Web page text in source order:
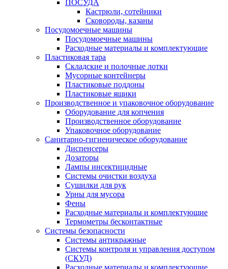
ПОСУДА
Кастрюли, сотейники
Сковороды, казаны
Посудомоечные машины
Посудомоечные машины
Расходные материалы и комплектующие
Пластиковая тара
Складские и полочные лотки
Мусорные контейнеры
Пластиковые поддоны
Пластиковые ящики
Производственное и упаковочное оборудование
Оборудование для копчения
Производственное оборудование
Упаковочное оборудование
Санитарно-гигиеническое оборудование
Диспенсеры
Дозаторы
Лампы инсектицидные
Системы очистки воздуха
Сушилки для рук
Урны для мусора
Фены
Расходные материалы и комплектующие
Термометры бесконтактные
Системы безопасности
Системы антикражные
Системы контроля и управления доступом
(СКУД)
Расходные материалы и комплектующие